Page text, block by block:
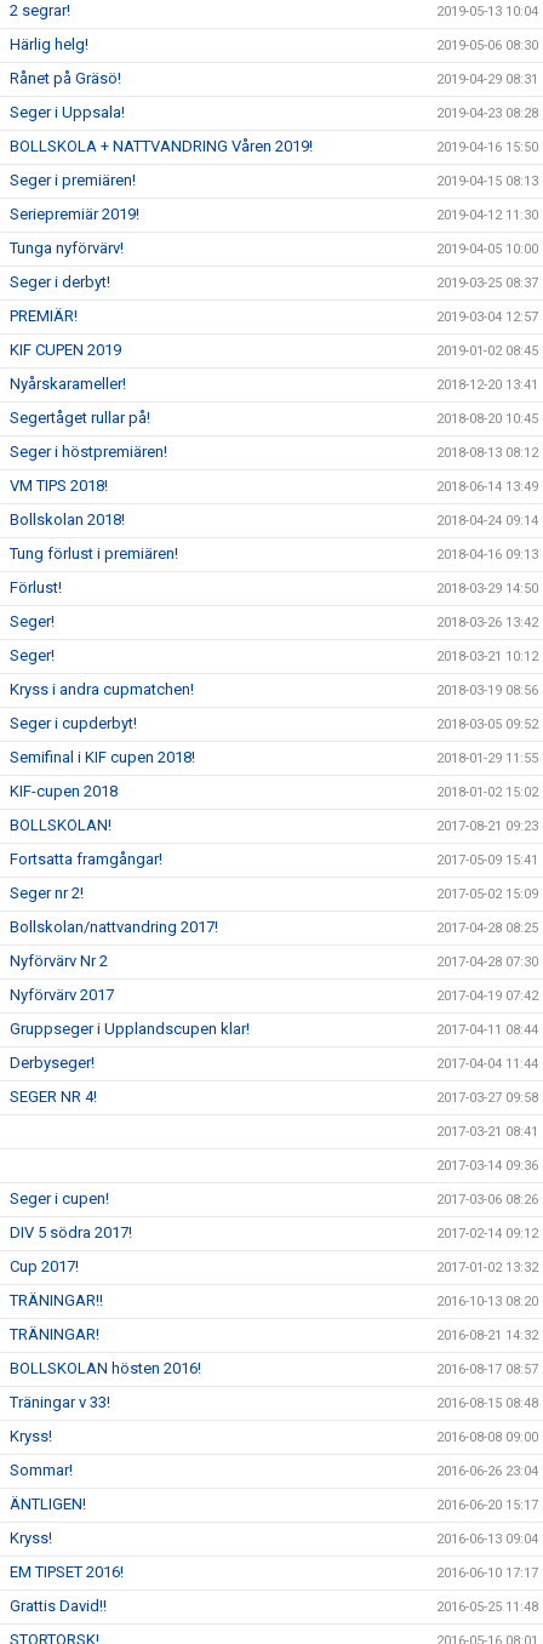
2 segrar! 2019-05-13 10:04
Härlig helg! 2019-05-06 08:30
Rånet på Gräsö! 2019-04-29 08:31
Seger i Uppsala! 2019-04-23 08:28
BOLLSKOLA + NATTVANDRING Våren 2019! 2019-04-16 15:50
Seger i premiären! 2019-04-15 08:13
Seriepremiär 2019! 2019-04-12 11:30
Tunga nyförvärv! 2019-04-05 10:00
Seger i derbyt! 2019-03-25 08:37
PREMIÄR! 2019-03-04 12:57
KIF CUPEN 2019 2019-01-02 08:45
Nyårskarameller! 2018-12-20 13:41
Segertåget rullar på! 2018-08-20 10:45
Seger i höstpremiären! 2018-08-13 08:12
VM TIPS 2018! 2018-06-14 13:49
Bollskolan 2018! 2018-04-24 09:14
Tung förlust i premiären! 2018-04-16 09:13
Förlust! 2018-03-29 14:50
Seger! 2018-03-26 13:42
Seger! 2018-03-21 10:12
Kryss i andra cupmatchen! 2018-03-19 08:56
Seger i cupderbyt! 2018-03-05 09:52
Semifinal i KIF cupen 2018! 2018-01-29 11:55
KIF-cupen 2018 2018-01-02 15:02
BOLLSKOLAN! 2017-08-21 09:23
Fortsatta framgångar! 2017-05-09 15:41
Seger nr 2! 2017-05-02 15:09
Bollskolan/nattvandring 2017! 2017-04-28 08:25
Nyförvärv Nr 2 2017-04-28 07:30
Nyförvärv 2017 2017-04-19 07:42
Gruppseger i Upplandscupen klar! 2017-04-11 08:44
Derbyseger! 2017-04-04 11:44
SEGER NR 4! 2017-03-27 09:58
2017-03-21 08:41
2017-03-14 09:36
Seger i cupen! 2017-03-06 08:26
DIV 5 södra 2017! 2017-02-14 09:12
Cup 2017! 2017-01-02 13:32
TRÄNINGAR!! 2016-10-13 08:20
TRÄNINGAR! 2016-08-21 14:32
BOLLSKOLAN hösten 2016! 2016-08-17 08:57
Träningar v 33! 2016-08-15 08:48
Kryss! 2016-08-08 09:00
Sommar! 2016-06-26 23:04
ÄNTLIGEN! 2016-06-20 15:17
Kryss! 2016-06-13 09:04
EM TIPSET 2016! 2016-06-10 17:17
Grattis David!! 2016-05-25 11:48
STORTORSK!